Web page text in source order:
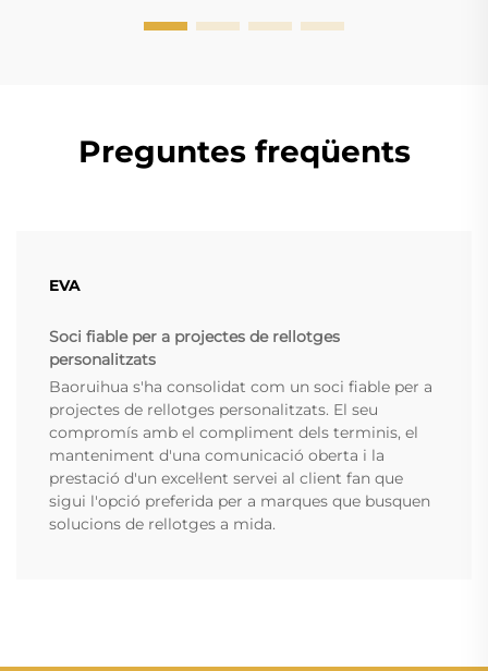
Preguntes freqüents
EVA
Soci fiable per a projectes de rellotges
personalitzats
Baoruihua s'ha consolidat com un soci fiable per a
projectes de rellotges personalitzats. El seu
compromís amb el compliment dels terminis, el
manteniment d'una comunicació oberta i la
prestació d'un excel·lent servei al client fan que
sigui l'opció preferida per a marques que busquen
solucions de rellotges a mida.